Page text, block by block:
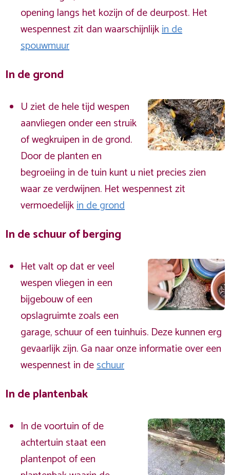
opening langs het kozijn of de deurpost. Het
wespennest zit dan waarschijnlijkin de
spouwmuur
In de grond
U ziet de hele tijd wespen
aanvliegen onder een struik
of wegkruipen in de grond.
Door de planten en
begroeiing in de tuin kunt u niet precies zien
waar ze verdwijnen. Het wespennest zit
vermoedelijkin de grond
In de schuur of berging
Het valt op dat er veel
wespen vliegen in een
bijgebouw of een
opslagruimte zoals een
garage, schuur of een tuinhuis. Deze kunnen erg
gevaarlijk zijn. Ga naar onze informatie over een
wespennest in deschuur
In de plantenbak
In de voortuin of de
achtertuin staat een
plantenpot of een